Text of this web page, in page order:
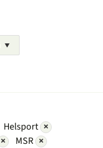
Helsport ×
× MSR ×